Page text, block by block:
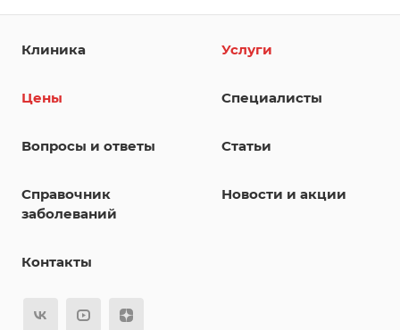
Клиника Услуги
Цены Специалисты
Вопросы и ответы Статьи
Справочник
заболеваний
Новости и акции
Контакты